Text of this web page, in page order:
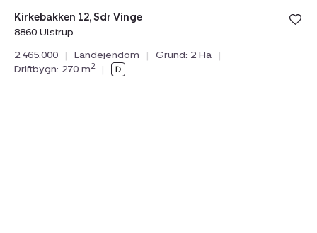
Kirkebakken 12, Sdr Vinge
8860 Ulstrup
2.465.000
| Landejendom | Grund: 2 Ha
|
Driftbygn: 270 m2 |